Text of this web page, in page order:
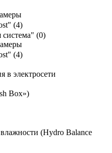
(4)
система" (0)
(4)
в электросети
Box»)
(Hydro Balance